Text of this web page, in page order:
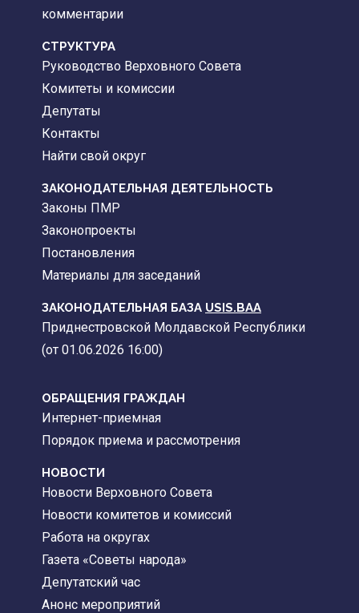
комментарии
CТРУКТУРА
Руководство Верховного Совета
Комитеты и комиссии
Депутаты
Контакты
Найти свой округ
ЗАКОНОДАТЕЛЬНАЯ ДЕЯТЕЛЬНОСТЬ
Законы ПМР
Законопроекты
Постановления
Материалы для заседаний
ЗАКОНОДАТЕЛЬНАЯ БАЗА USIS.BAA
Приднестровской Молдавской Республики
(от 01.06.2026 16:00)
ОБРАЩЕНИЯ ГРАЖДАН
Интернет-приемная
Порядок приема и рассмотрения
НОВОСТИ
Новости Верховного Совета
Новости комитетов и комиссий
Работа на округах
Газета «Советы народа»
Депутатский час
Анонс мероприятий